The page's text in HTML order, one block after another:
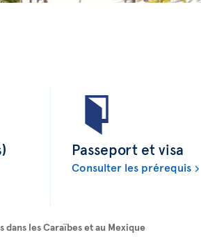
Passeport et visa
Consulter les prérequis
dans les Caraïbes et au Mexique